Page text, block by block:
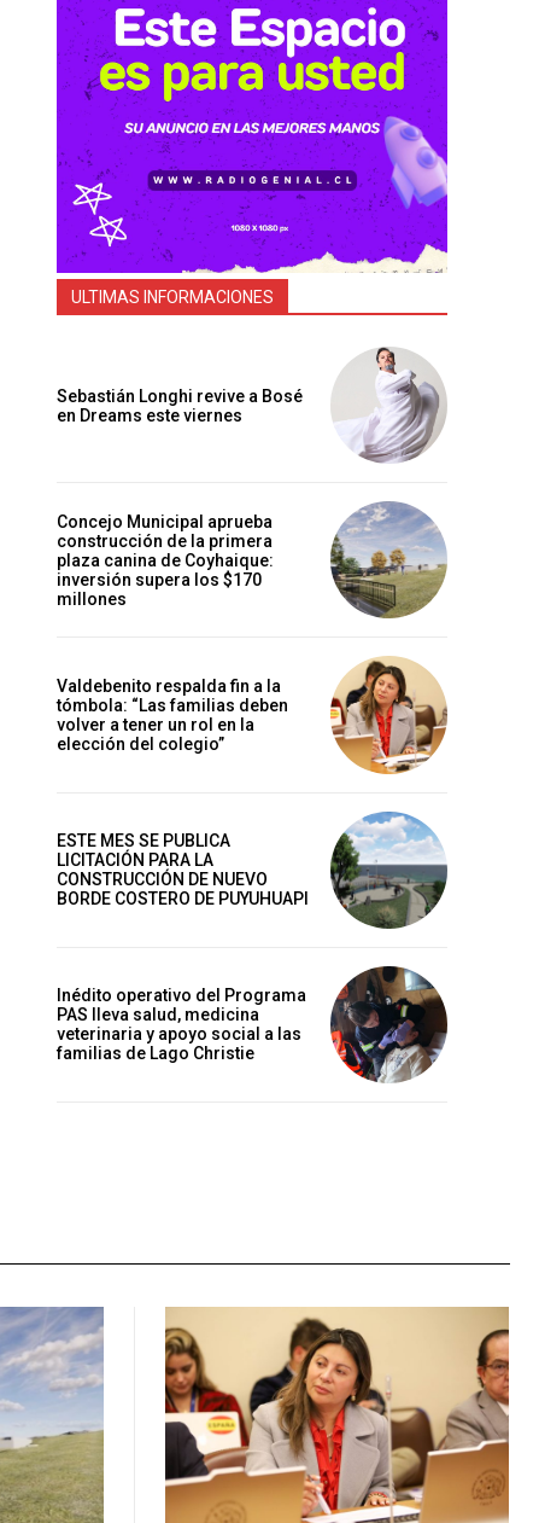
ULTIMAS INFORMACIONES
Sebastián Longhi revive a Bosé
en Dreams este viernes
Concejo Municipal aprueba
construcción de la primera
plaza canina de Coyhaique:
inversión supera los $170
millones
Valdebenito respalda fin a la
tómbola: “Las familias deben
volver a tener un rol en la
elección del colegio”
ESTE MES SE PUBLICA
LICITACIÓN PARA LA
CONSTRUCCIÓN DE NUEVO
BORDE COSTERO DE PUYUHUAPI
Inédito operativo del Programa
PAS lleva salud, medicina
veterinaria y apoyo social a las
familias de Lago Christie